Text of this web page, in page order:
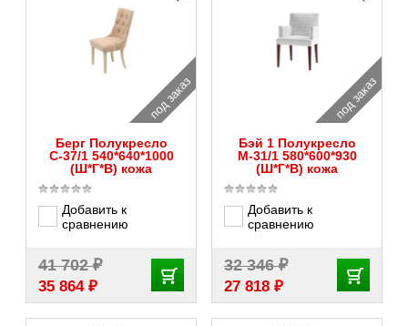
под заказ
Берг Полукресло
С-37/1 540*640*1000
(Ш*Г*В) кожа
Добавить к
сравнению
41 702₽
35 864 ₽
под заказ
Бэй 1 Полукресло
М-31/1 580*600*930
(Ш*Г*В) кожа
Добавить к
сравнению
32 346₽
27 818 ₽